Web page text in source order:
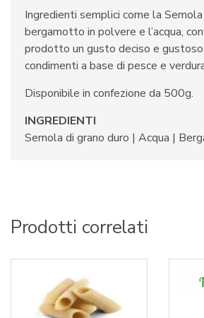
Ingredienti semplici come la
bergamotto in polvere e l’acqua,
prodotto un gusto deciso e
condimenti a base di pesce e
Disponibile in confezione da 500g.
INGREDIENTI
Semola di grano duro | Acqua |
Prodotti correlati